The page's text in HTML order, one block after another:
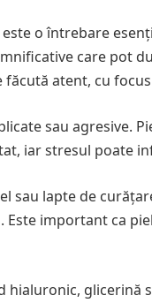
o întrebare
care pot
atent, cu
sau agresive.
iar stresul poate
sau lapte de
important ca
hialuronic,